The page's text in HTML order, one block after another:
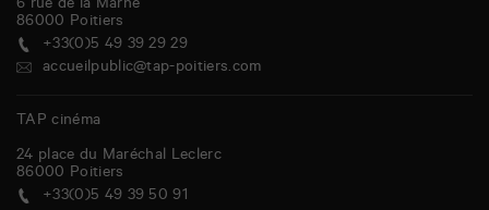
6 rue de la Marne
86000 Poitiers
+33(0)5 49 39 29 29
accueilpublic@tap-poitiers.com
TAP cinéma
24 place du Maréchal Leclerc
86000 Poitiers
+33(0)5 49 39 50 91